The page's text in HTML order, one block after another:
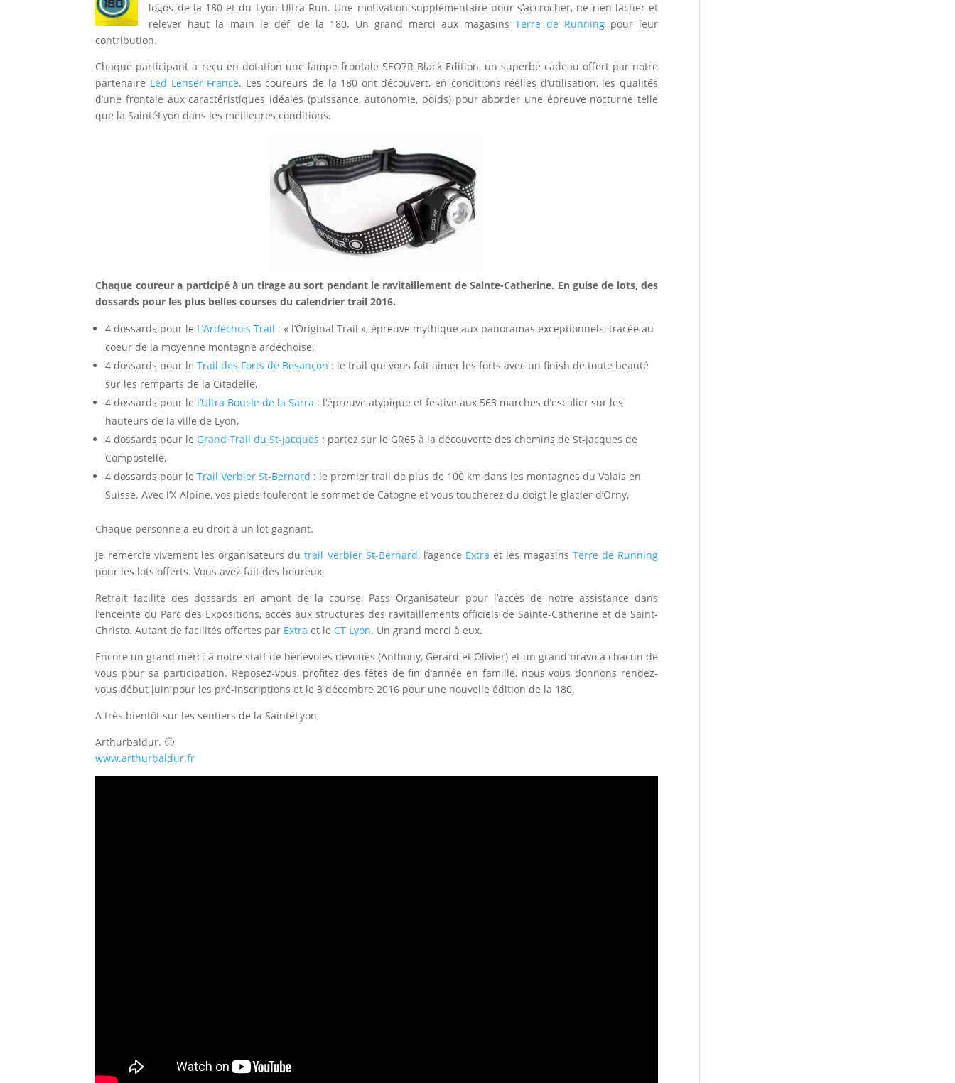
logos de la 180 et du Lyon Ultra Run. Une motivation supplémentaire pour s’accrocher, ne rien lâcher et
relever haut la main le défi de la 180. Un grand merci aux magasins Terre de Runningpour leur
contribution.
Chaque participant a reçu en dotation une lampe frontale SEO7R Black Edition, un superbe cadeau offert par notre
partenaire Led Lenser France. Les coureurs de la 180 ont découvert, en conditions réelles d’utilisation, les qualités
d’une frontale aux caractéristiques idéales (puissance, autonomie, poids) pour aborder une épreuve nocturne telle
que la SaintéLyon dans les meilleures conditions.
Chaque coureur a participé à un tirage au sort pendant le ravitaillement de Sainte-Catherine. En guise de lots, des
dossards pour les plus belles courses du calendrier trail 2016.
4 dossards pour le L’Ardéchois Trail : « l’Original Trail », épreuve mythique aux panoramas exceptionnels, tracée au
coeur de la moyenne montagne ardéchoise,
4 dossards pour leTrail des Forts de Besançon : le trail qui vous fait aimer les forts avec un finish de toute beauté
sur les remparts de la Citadelle,
4 dossards pour le l’Ultra Boucle de la Sarra : l’épreuve atypique et festive aux 563 marches d’escalier sur les
hauteurs de la ville de Lyon,
4 dossards pour le Grand Trail du St-Jacques : partez sur le GR65 à la découverte des chemins de St-Jacques de
Compostelle,
4 dossards pour leTrail Verbier St-Bernard : le premier trail de plus de 100 km dans les montagnes du Valais en
Suisse. Avec l’X-Alpine, vos pieds fouleront le sommet de Catogne et vous toucherez du doigt le glacier d’Orny,
Chaque personne a eu droit à un lot gagnant.
Je remercie vivement les organisateurs dutrail Verbier St-Bernard, l’agence Extra et les magasins Terre de Running
pour les lots offerts. Vous avez fait des heureux.
Retrait facilité des dossards en amont de la course, Pass Organisateur pour l’accès de notre assistance dans
l’enceinte du Parc des Expositions, accès aux structures des ravitaillements officiels de Sainte-Catherine et de Saint-
Christo. Autant de facilités offertes par Extra et le CT Lyon. Un grand merci à eux.
Encore un grand merci à notre staff de bénévoles dévoués (Anthony, Gérard et Olivier) et un grand bravo à chacun de
vous pour sa participation. Reposez-vous, profitez des fêtes de fin d’année en famille, nous vous donnons rendez-
vous début juin pour les pré-inscriptions et le 3 décembre 2016 pour une nouvelle édition de la 180.
A très bientôt sur les sentiers de la SaintéLyon,
Arthurbaldur. 🙂
www.arthurbaldur.fr